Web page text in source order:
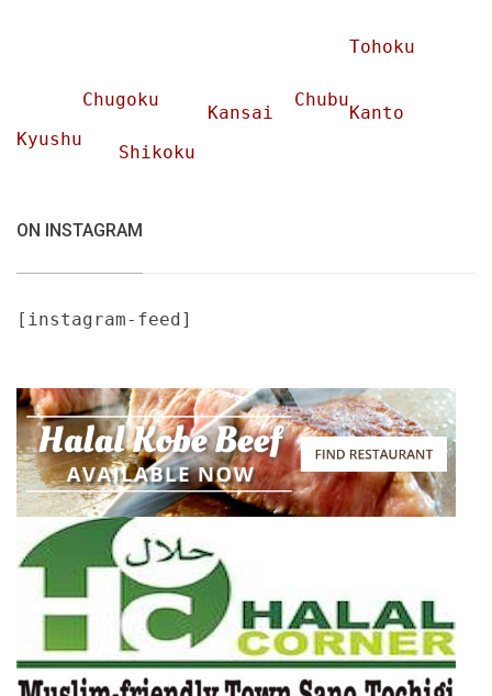
Tohoku
Chubu
Chugoku
Kansai
Kanto
Kyushu
Shikoku
ON INSTAGRAM
[instagram-feed]